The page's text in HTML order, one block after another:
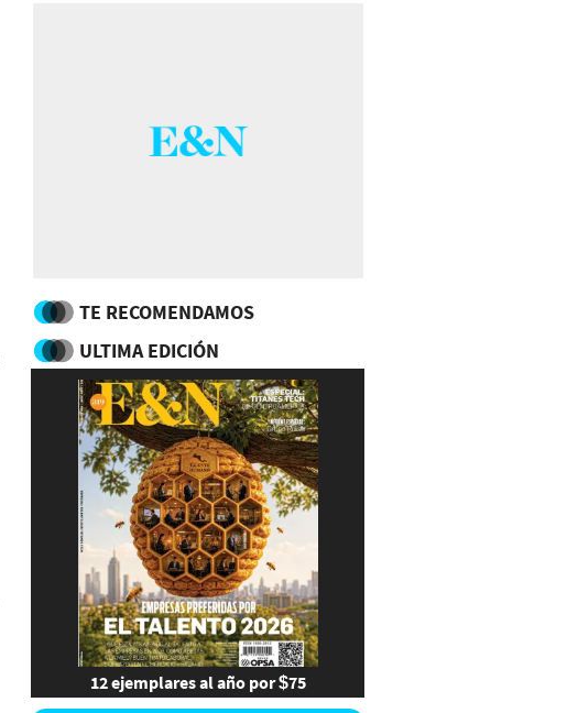
TE RECOMENDAMOS
ULTIMA EDICIÓN
12 ejemplares al año por $75